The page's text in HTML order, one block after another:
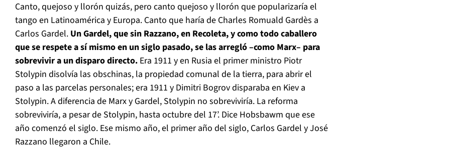
Canto, quejoso y llorón quizás, pero canto quejoso y llorón que popularizaría el
tango en Latinoamérica y Europa. Canto que haría de Charles Romuald Gardès a
Carlos Gardel. Un Gardel, que sin Razzano, en Recoleta, y como todo caballero
que se respete a sí mismo en un siglo pasado, se las arregló –como Marx– para
sobrevivir a un disparo directo. Era 1911 y en Rusia el primer ministro Piotr
Stolypin disolvía las obschinas, la propiedad comunal de la tierra, para abrir el
paso a las parcelas personales; era 1911 y Dimitri Bogrov disparaba en Kiev a
Stolypin. A diferencia de Marx y Gardel, Stolypin no sobreviviría. La reforma
sobreviviría, a pesar de Stolypin, hasta octubre del 17’. Dice Hobsbawm que ese
año comenzó el siglo. Ese mismo año, el primer año del siglo, Carlos Gardel y José
Razzano llegaron a Chile.